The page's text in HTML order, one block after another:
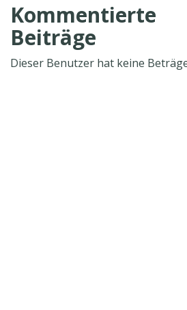
Kommentierte
Beiträge
Dieser Benutzer hat keine